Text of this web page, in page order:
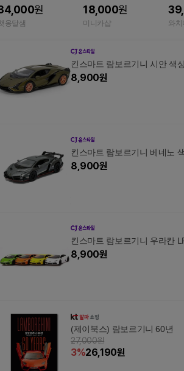
페 1:24다이캐스트
원
옹달샘
캐스트 자동차 미니지
티 장난감 모형
18,000원
미니카샵
4
인
와치
킨스마트 람보르기니 시안 색
8,900원
킨스마트 람보르기니 베네노
8,900원
킨스마트 람보르기니 우라칸
8,900원
(제이북스) 람보르기니 60년
27,000원
3%26,190원